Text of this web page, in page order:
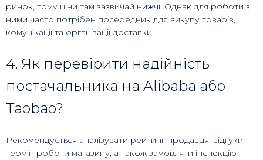
ринок, тому ціни там зазвичай нижчі. Однак для роботи з
ними часто потрібен посередник для викупу товарів,
комунікації та організації доставки.
4. Як перевірити надійність
постачальника на Alibaba або
Taobao?
Рекомендується аналізувати рейтинг продавця, відгуки,
термін роботи магазину, а також замовляти інспекцію